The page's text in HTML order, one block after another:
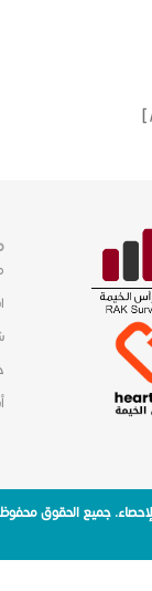
جميع الحقوق